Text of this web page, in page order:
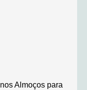
Almoços para